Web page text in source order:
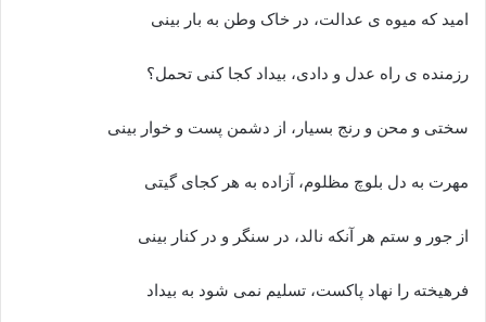
امید که میوه ی عدالت، در خاک وطن به بار بینی
رزمنده ی راه عدل و دادی، بیداد کجا کنی تحمل؟
سختی و محن و رنج بسیار، از دشمن پست و خوار بینی
مهرت به دل بلوچ مظلوم، آزاده به هر کجای گیتی
از جور و ستم هر آنکه نالد، در سنگر و در کنار بینی
فرهیخته را نهاد پاکست، تسلیم نمی شود به بیداد